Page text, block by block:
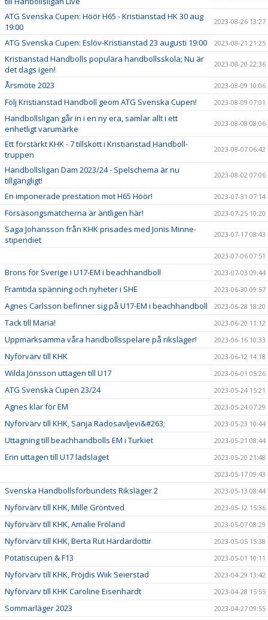
ATG Svenska Cupen: Höör H65 - Kristianstad HK 30 aug
19:00
2023-08-26 13:27
ATG Svenska Cupen: Eslöv-Kristianstad 23 augusti 19:00 2023-08-21 21:25
Kristianstad Handbolls populära handbollsskola; Nu är
det dags igen!
2023-08-20 22:36
Årsmöte 2023 2023-08-09 10:06
Följ Kristianstad Handboll geom ATG Svenska Cupen! 2023-08-09 07:01
Handbollsligan går in i en ny era, samlar allt i ett
enhetligt varumärke
2023-08-08 08:06
Ett förstärkt KHK - 7 tillskott i Kristianstad Handboll-
truppen
2023-08-07 06:42
Handbollsligan Dam 2023/24 - Spelschema är nu
tillgängligt!
2023-08-02 07:06
En imponerade prestation mot H65 Höör! 2023-07-31 07:14
Försäsongsmatcherna är äntligen här! 2023-07-25 10:20
Saga Johansson från KHK prisades med Jonis Minne-
stipendiet
2023-07-17 08:43
2023-07-06 07:51
Brons för Sverige i U17-EM i beachhandboll 2023-07-03 09:44
Framtida spänning och nyheter i SHE 2023-06-30 09:57
Agnes Carlsson befinner sig på U17-EM i beachhandboll 2023-06-28 18:20
Tack till Maria! 2023-06-20 11:12
Uppmärksamma våra handbollsspelare på riksläger! 2023-06-16 10:33
Nyförvärv till KHK 2023-06-12 14:18
Wilda Jönsson uttagen till U17 2023-06-01 05:26
ATG Svenska Cupen 23/24 2023-05-24 15:21
Agnes klar för EM 2023-05-24 07:29
Nyförvärv till KHK, Sanja Radosavljevi&#263; 2023-05-23 10:44
Uttagning till beachhandbolls EM i Turkiet 2023-05-21 08:44
Erin uttagen till U17 ladslaget
2023-05-20 21:48
2023-05-17 09:43
Svenska Handbollsförbundets Riksläger 2 2023-05-13 08:44
Nyförvärv till KHK, Mille Gröntved 2023-05-12 15:36
Nyförvärv till KHK, Amalie Fröland 2023-05-07 08:29
Nyförvärv till KHK, Berta Rut Hardardottir 2023-05-05 15:38
Potatiscupen & F13 2023-05-01 10:11
Nyförvärv till KHK, Fröjdis Wiik Seierstad 2023-04-29 13:42
Nyförvärv till KHK Caroline Eisenhardt 2023-04-28 15:55
Sommarläger 2023
2023-04-27 09:55